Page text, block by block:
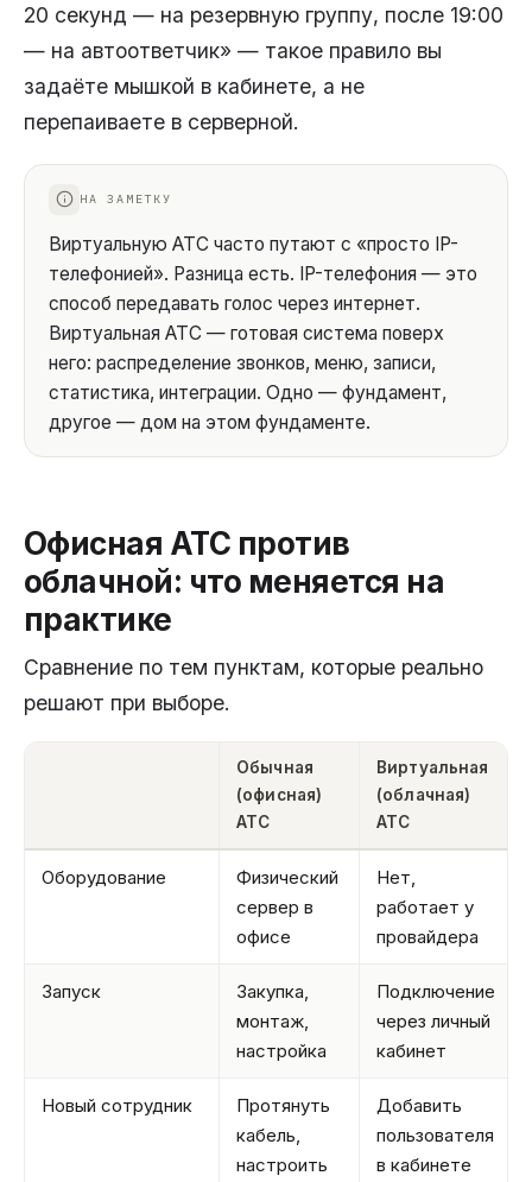
20 секунд — на резервную группу, после 19:00
— на автоответчик» — такое правило вы
задаёте мышкой в кабинете, а не
перепаиваете в серверной.
НА ЗАМЕТКУ
Виртуальную АТС часто путают с «просто IP-
телефонией». Разница есть. IP-телефония — это
способ передавать голос через интернет.
Виртуальная АТС — готовая система поверх
него: распределение звонков, меню, записи,
статистика, интеграции. Одно — фундамент,
другое — дом на этом фундаменте.
Офисная АТС против
облачной: что меняется на
практике
Сравнение по тем пунктам, которые реально
решают при выборе.
Обычная
(офисная)
АТС
Виртуальная
(облачная)
АТС
Оборудование
Физический
сервер в
офисе
Нет,
работает у
провайдера
Запуск
Закупка,
монтаж,
настройка
Подключение
через личный
кабинет
Новый сотрудник
Протянуть
кабель,
настроить
Добавить
пользователя
в кабинете